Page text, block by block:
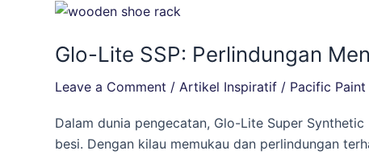
Glo-Lite SSP: Perlindungan
Leave a Comment / Artikel Inspiratif / Pacific Paint
Dalam dunia pengecatan, Glo-Lite Super
besi. Dengan kilau memukau dan perlindungan
Glo-
SSP:
Menawan